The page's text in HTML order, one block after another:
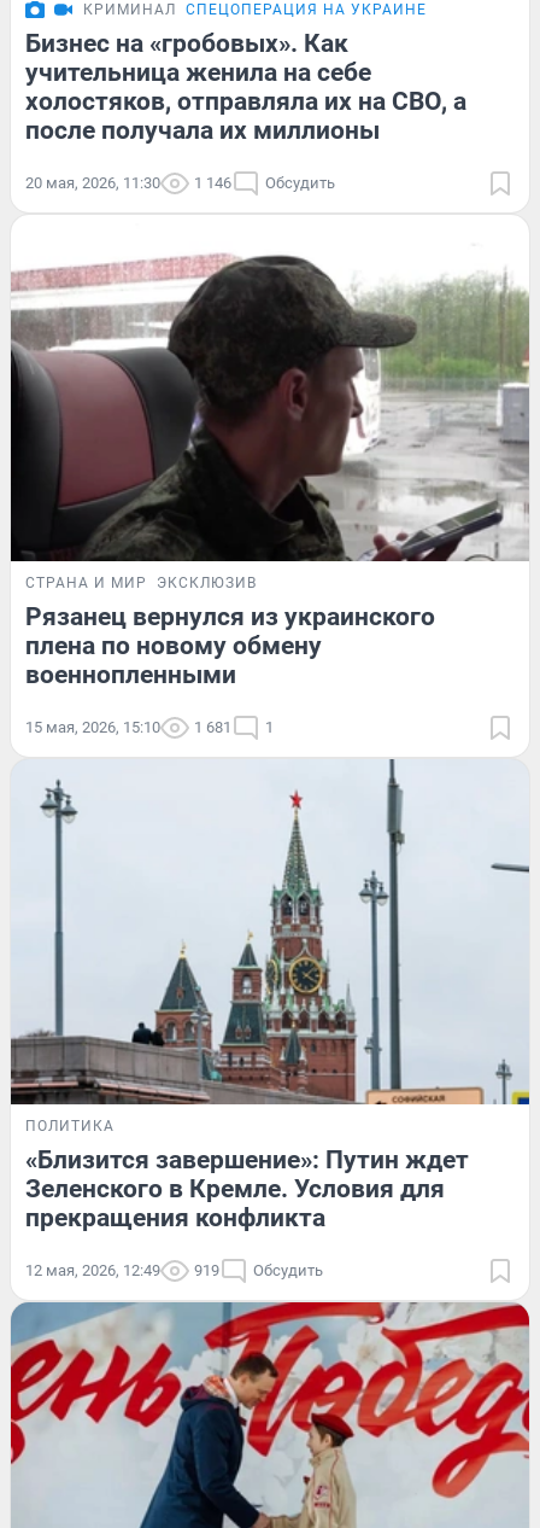
КРИМИНАЛ СПЕЦОПЕРАЦИЯ НА УКРАИНЕ
Бизнес на «гробовых». Как
учительница женила на себе
холостяков, отправляла их на СВО, а
после получала их миллионы
20 мая, 2026, 11:30 1 146 Обсудить
СТРАНА И МИР ЭКСКЛЮЗИВ
Рязанец вернулся из украинского
плена по новому обмену
военнопленными
15 мая, 2026, 15:10 1 681 1
ПОЛИТИКА
«Близится завершение»: Путин ждет
Зеленского в Кремле. Условия для
прекращения конфликта
12 мая, 2026, 12:49 919 Обсудить